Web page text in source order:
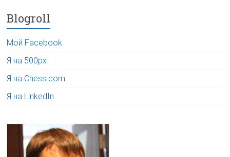
Blogroll
Мой Facebook
Я на 500px
Я на Chess.com
Я на LinkedIn